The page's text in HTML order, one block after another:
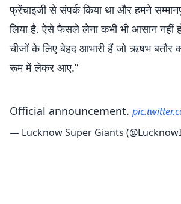
फ्रेंचाइजी से संपर्क किया था और हमने
लिया है. ऐसे फैसले लेना कभी भी आसान नहीं
चीजों के लिए बेहद आभारी हैं जो ऋषभ बतौर
रूम में लेकर आए.”
Official announcement.
— Lucknow Super Giants